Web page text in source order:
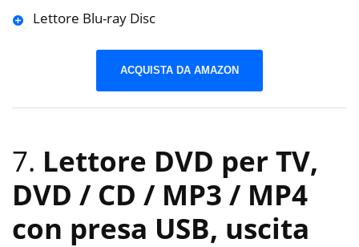
Lettore Blu-ray Disc
ACQUISTA DA AMAZON
7. Lettore DVD per TV,
DVD / CD / MP3 / MP4
con presa USB, uscita